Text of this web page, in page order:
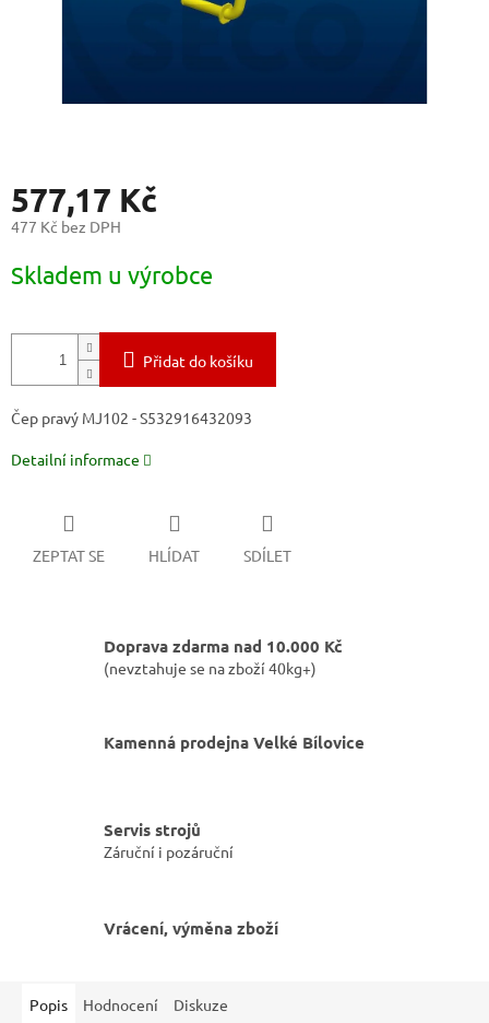
577,17 Kč
477 Kč bez DPH
cena:
Skladem u výrobce
Přidat do košíku
Čep pravý MJ102 - S532916432093
Detailní informace
ZEPTAT SE HLÍDAT SDÍLET
Doprava zdarma nad 10.000 Kč
(nevztahuje se na zboží 40kg+)
Kamenná prodejna Velké Bílovice
Servis strojů
Záruční i pozáruční
Vrácení, výměna zboží
Popis Hodnocení Diskuze